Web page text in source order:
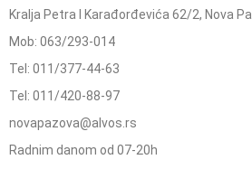
Kralja Petra I Karađorđevića 62/2, Nova
Mob: 063/293-014
Tel: 011/377-44-63
Tel: 011/420-88-97
novapazova@alvos.rs
Radnim danom od 07-20h